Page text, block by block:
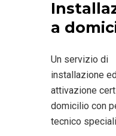
a
Un servizio di
installazione
attivazione
domicilio con
tecnico